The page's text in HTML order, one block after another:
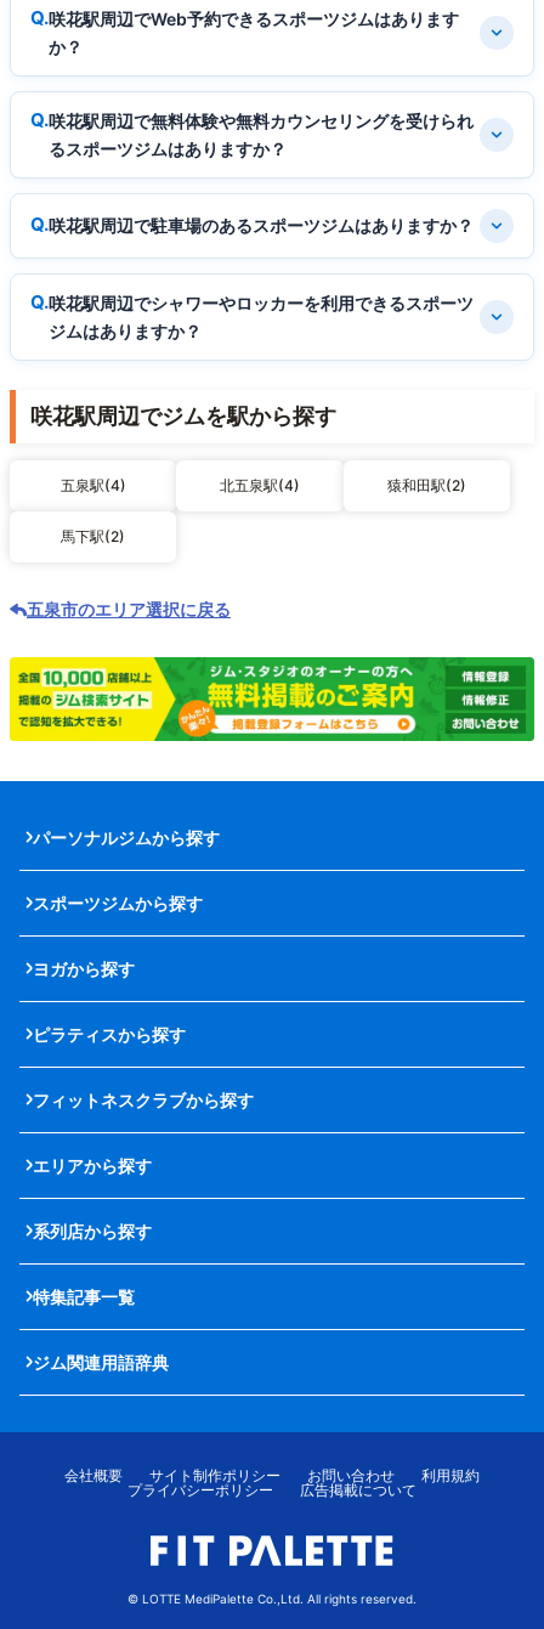
咲花駅周辺でWeb予約できるスポーツジムはあります
か？
咲花駅周辺で無料体験や無料カウンセリングを受けられ
るスポーツジムはありますか？
咲花駅周辺で駐車場のあるスポーツジムはありますか？
咲花駅周辺でシャワーやロッカーを利用できるスポーツ
ジムはありますか？
咲花駅周辺でジムを駅から探す
五泉駅(4) 北五泉駅(4) 猿和田駅(2)
馬下駅(2)
五泉市のエリア選択に戻る
パーソナルジムから探す
スポーツジムから探す
ヨガから探す
ピラティスから探す
フィットネスクラブから探す
エリアから探す
系列店から探す
特集記事一覧
ジム関連用語辞典
会社概要 サイト制作ポリシー お問い合わせ
利用規約
プライバシーポリシー
広告掲載について
© LOTTE MediPalette Co.,Ltd. All rights reserved.